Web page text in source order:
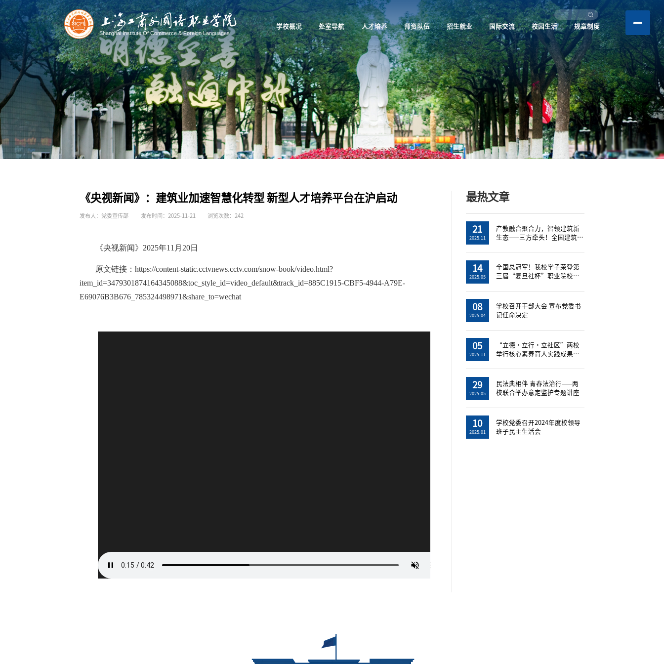
学校概况 处室导航 人才培养 师资队伍 招生就业 国际交流 校园生活 规章制度
《央视新闻》：建筑业加速智慧化转型 新型人才培养平台在沪启动
发布人：党委宣传部 发布时间：2025-11-21 浏览次数： 242
《央视新闻》2025年11月20日
原文链接： https://content-static.cctvnews.cctv.com/snow-book/video.html?
item_id=3479301874164345088&toc_style_id=video_default&track_id=885C1915-CBF5-4944-A79E-
E69076B3B676_785324498971&share_to=wechat
最热文章
21
2025.11
产教融合聚合力，智领建筑新
生态——三方牵头！全国建筑工
14
2025.05
全国总冠军！我校学子荣登第
三届“复旦社杯”职业院校英
08
2025.04
学校召开干部大会 宣布党委书
记任命决定
05
2025.11
“立德・立行・立社区”两校
举行核心素养育人实践成果展
29
2025.05
民法典相伴 青春法治行——两
校联合举办意定监护专题讲座
10
2025.01
学校党委召开2024年度校领导
班子民主生活会